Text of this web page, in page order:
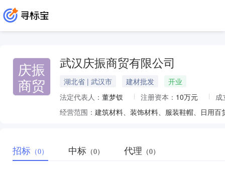
庆振
商贸
武汉庆振商贸有限公司
湖北省 | 武汉市 建材批发
开业
法定代表人： 董梦钗 注册资本： 10万元
成
经营范围：
招标 （0） 中标 （0） 代理 （0）